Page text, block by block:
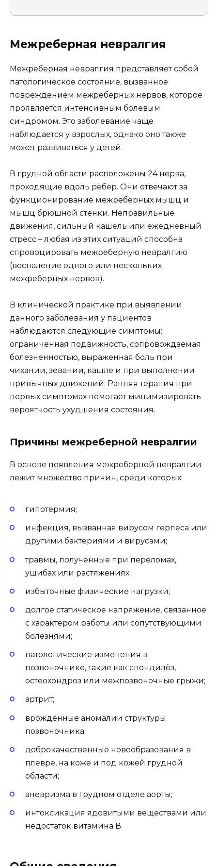
Межреберная невралгия
Межреберная невралгия представляет собой
патологическое состояние, вызванное
повреждением межреберных нервов, которое
проявляется интенсивным болевым
синдромом. Это заболевание чаще
наблюдается у взрослых, однако оно также
может развиваться у детей.
В грудной области расположены 24 нерва,
проходящие вдоль рёбер. Они отвечают за
функционирование межрёберных мышц и
мышц брюшной стенки. Неправильные
движения, сильный кашель или ежедневный
стресс – любая из этих ситуаций способна
спровоцировать межреберную невралгию
(воспаление одного или нескольких
межреберных нервов).
В клинической практике при выявлении
данного заболевания у пациентов
наблюдаются следующие симптомы:
ограниченная подвижность, сопровождаемая
болезненностью, выраженная боль при
чихании, зевании, кашле и при выполнении
привычных движений. Ранняя терапия при
первых симптомах помогает минимизировать
вероятность ухудшения состояния.
Причины межреберной невралгии
В основе появления межреберной невралгии
лежит множество причин, среди которых:
гипотермия;
инфекция, вызванная вирусом герпеса или
другими бактериями и вирусами;
травмы, полученные при переломах,
ушибах или растяжениях;
избыточные физические нагрузки;
долгое статическое напряжение, связанное
с характером работы или сопутствующими
болезнями;
патологические изменения в
позвоночнике, такие как спондилёз,
остеохондроз или межпозвоночные грыжи;
артрит;
врождённые аномалии структуры
позвоночника;
доброкачественные новообразования в
плевре, на коже и под кожей грудной
области;
аневризма в грудном отделе аорты;
интоксикация ядовитыми веществами или
недостаток витамина В.